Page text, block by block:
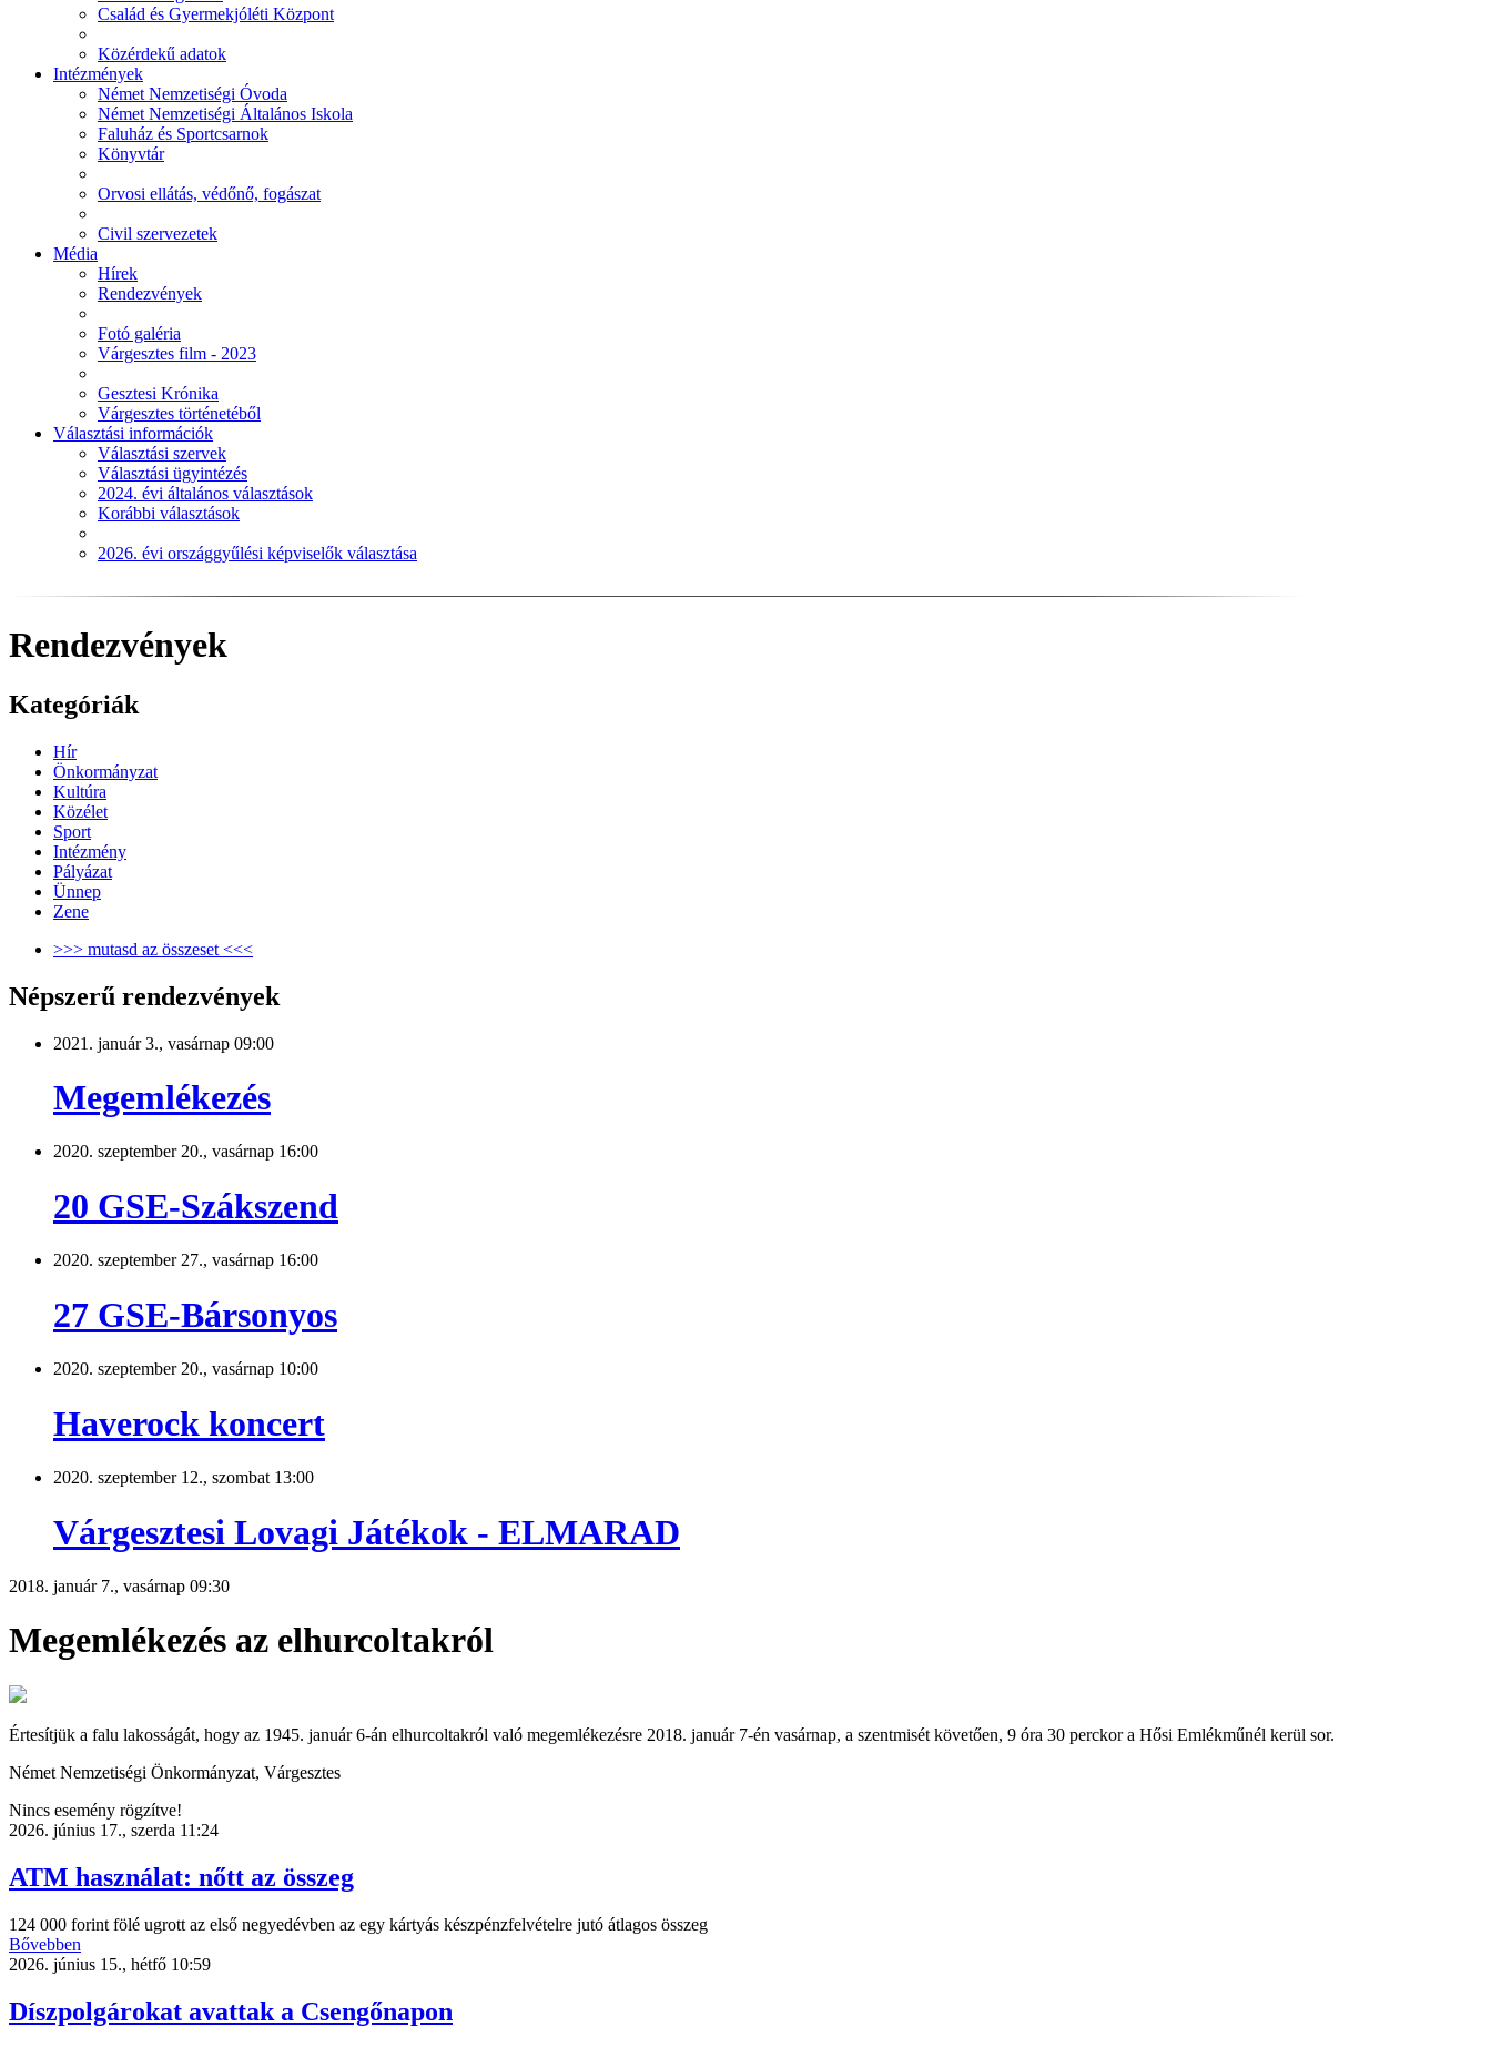
Család és Gyermekjóléti Központ
Közérdekű adatok
Intézmények
Német Nemzetiségi Óvoda
Német Nemzetiségi Általános Iskola
Faluház és Sportcsarnok
Könyvtár
Orvosi ellátás, védőnő, fogászat
Civil szervezetek
Média
Hírek
Rendezvények
Fotó galéria
Várgesztes film - 2023
Gesztesi Krónika
Várgesztes történetéből
Választási információk
Választási szervek
Választási ügyintézés
2024. évi általános választások
Korábbi választások
2026. évi országgyűlési képviselők választása
Rendezvények
Kategóriák
Hír
Önkormányzat
Kultúra
Közélet
Sport
Intézmény
Pályázat
Ünnep
Zene
>>> mutasd az összeset <<<
Népszerű rendezvények
2021. január 3., vasárnap 09:00
Megemlékezés
2020. szeptember 20., vasárnap 16:00
20 GSE-Szákszend
2020. szeptember 27., vasárnap 16:00
27 GSE-Bársonyos
2020. szeptember 20., vasárnap 10:00
Haverock koncert
2020. szeptember 12., szombat 13:00
Várgesztesi Lovagi Játékok - ELMARAD
2018. január 7., vasárnap 09:30
Megemlékezés az elhurcoltakról
Értesítjük a falu lakosságát, hogy az 1945. január 6-án elhurcoltakról való megemlékezésre 2018. január 7-én vasárnap, a szentmisét követően, 9 óra 30 perckor a Hősi Emlékműnél kerül sor.
Német Nemzetiségi Önkormányzat, Várgesztes
Nincs esemény rögzítve!
2026. június 17., szerda 11:24
ATM használat: nőtt az összeg
124 000 forint fölé ugrott az első negyedévben az egy kártyás készpénzfelvételre jutó átlagos összeg
Bővebben
2026. június 15., hétfő 10:59
Díszpolgárokat avattak a Csengőnapon